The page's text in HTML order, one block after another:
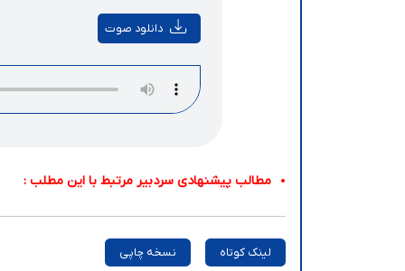
دانلود صوت
مطالب پیشنهادی سردبیر مرتبط با این مطلب :
لینک کوتاه نسخه چاپی